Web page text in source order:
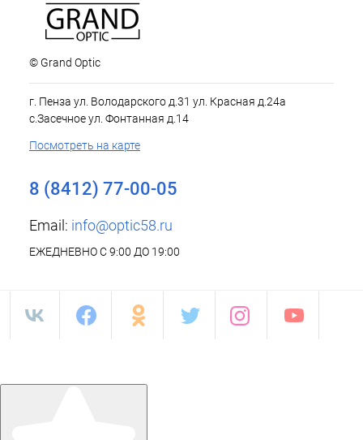
© Grand Optic
г. Пенза ул. Володарского д.31 ул. Красная д.24а
с.Засечное ул. Фонтанная д.14
Посмотреть на карте
8 (8412) 77-00-05
Email: info@optic58.ru
ЕЖЕДНЕВНО С 9:00 ДО 19:00